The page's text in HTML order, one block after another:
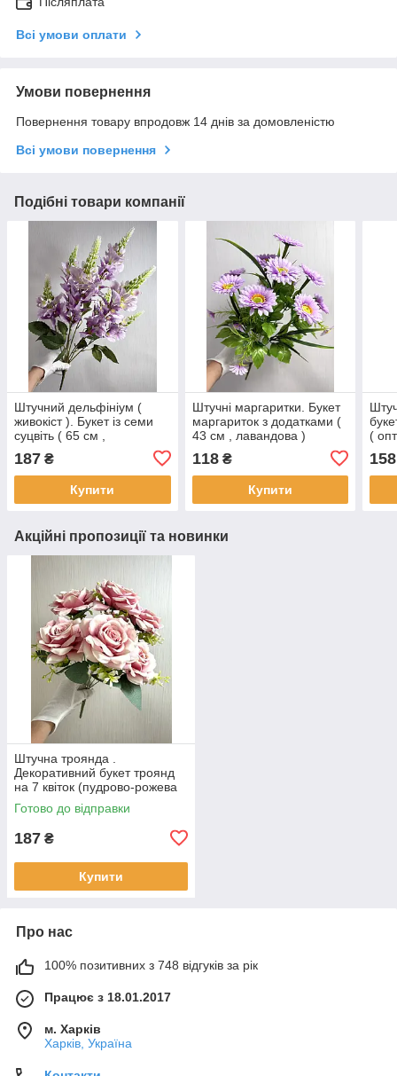
Всі умови оплати
Умови повернення
Повернення товару впродовж 14 днів за домовленістю
Всі умови повернення
Подібні товари компанії
Штучний дельфініум (
живокіст ). Букет із семи
суцвіть ( 65 см ,
187 ₴
Купити
Штучні маргаритки. Букет
маргариток з додатками (
43 см , лавандова )
118₴
Купити
(
158
Акційні пропозиції та новинки
Штучна троянда .
Декоративний букет троянд
на 7 квіток (пудрово-рожева
43 см )
Готово до відправки
187 ₴
Купити
Про нас
100% позитивних з 748 відгуків за рік
Працює з 18.01.2017
м. Харків
Харків, Україна